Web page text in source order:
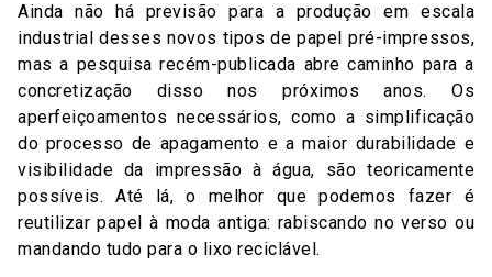
Ainda não há previsão para a produção em escala
industrial desses novos tipos de papel pré-impressos,
mas a pesquisa recém-publicada abre caminho para a
concretização disso nos próximos anos. Os
aperfeiçoamentos necessários, como a simplificação
do processo de apagamento e a maior durabilidade e
visibilidade da impressão à água, são teoricamente
possíveis. Até lá, o melhor que podemos fazer é
reutilizar papel à moda antiga: rabiscando no verso ou
mandando tudo para o lixo reciclável.